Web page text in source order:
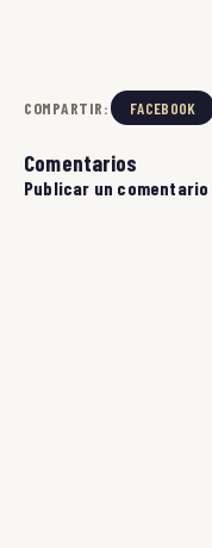
COMPARTIR: FACEBOOK
Comentarios
Publicar un comentario